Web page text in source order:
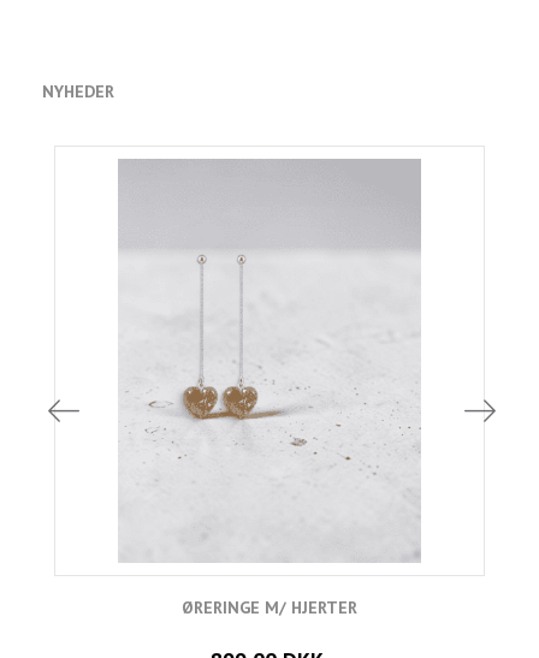
NYHEDER
ØRERINGE M/ HJERTER